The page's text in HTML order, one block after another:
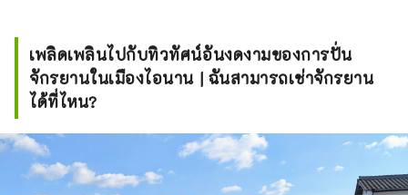
เพลิดเพลินไปกับทิวทัศน์อันงดงามของการปั่น
จักรยานในเมืองไอนาน | ฉันสามารถเช่าจักรยาน
ได้ที่ไหน?